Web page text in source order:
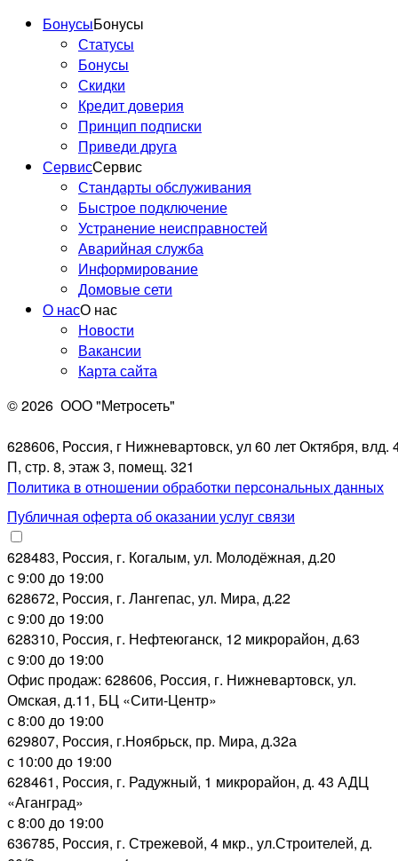
БонусыБонусы
Статусы
Бонусы
Скидки
Кредит доверия
Принцип подписки
Приведи друга
СервисСервис
Стандарты обслуживания
Быстрое подключение
Устранение неисправностей
Аварийная служба
Информирование
Домовые сети
О насО нас
Новости
Вакансии
Карта сайта
© 2026 ООО "Метросеть"
628606, Россия, г Нижневартовск, ул 60 лет Октября, влд.
П, стр. 8, этаж 3, помещ. 321
Политика в отношении обработки персональных данных
Публичная оферта об оказании услуг связи
628483, Россия, г. Когалым, ул. Молодёжная, д.20
с 9:00 до 19:00
628672, Россия, г. Лангепас, ул. Мира, д.22
с 9:00 до 19:00
628310, Россия, г. Нефтеюганск, 12 микрорайон, д.63
с 9:00 до 19:00
Офис продаж: 628606, Россия, г. Нижневартовск, ул.
Омская, д.11, БЦ «Сити-Центр»
с 8:00 до 19:00
629807, Россия, г.Ноябрьск, пр. Мира, д.32а
с 10:00 до 19:00
628461, Россия, г. Радужный, 1 микрорайон, д. 43 АДЦ
«Аганград»
с 8:00 до 19:00
636785, Россия, г. Стрежевой, 4 мкр., ул.Строителей, д.